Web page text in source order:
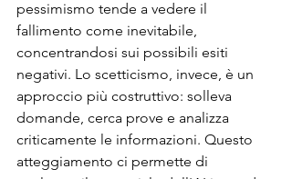
pessimismo tende a vedere il
fallimento come inevitabile,
concentrandosi sui possibili esiti
negativi. Lo scetticismo, invece, è un
approccio più costruttivo: solleva
domande, cerca prove e analizza
criticamente le informazioni. Questo
atteggiamento ci permette di